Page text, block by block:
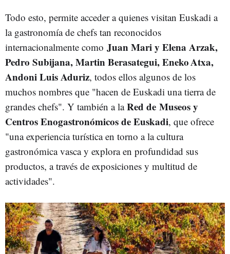
Todo esto, permite acceder a quienes visitan Euskadi a
la gastronomía de chefs tan reconocidos
internacionalmente como Juan Mari y Elena Arzak,
Pedro Subijana, Martin Berasategui, Eneko Atxa,
Andoni Luis Aduriz, todos ellos algunos de los
muchos nombres que "hacen de Euskadi una tierra de
grandes chefs". Y también a laRed de Museos y
Centros Enogastronómicos de Euskadi, que ofrece
"una experiencia turística en torno a la cultura
gastronómica vasca y explora en profundidad sus
productos, a través de exposiciones y multitud de
actividades".